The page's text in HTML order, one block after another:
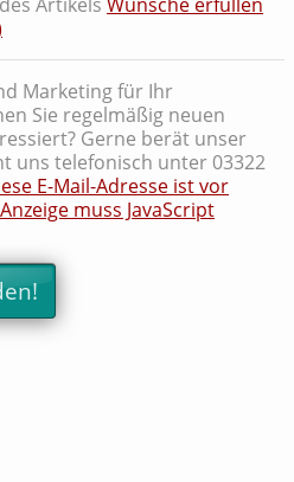
Marketing für Ihr
Sie regelmäßig neuen
Gerne berät unser
uns telefonisch unter 03322
E-Mail-Adresse ist vor
muss JavaScript